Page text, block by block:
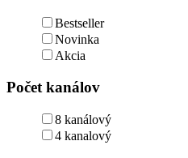
Bestseller
Novinka
Akcia
Počet kanálov
8 kanálový
4 kanalový